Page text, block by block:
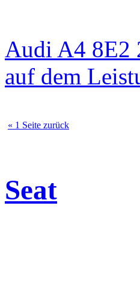
Audi A4 8E2
auf dem
« 1 Seite zurück
Seat